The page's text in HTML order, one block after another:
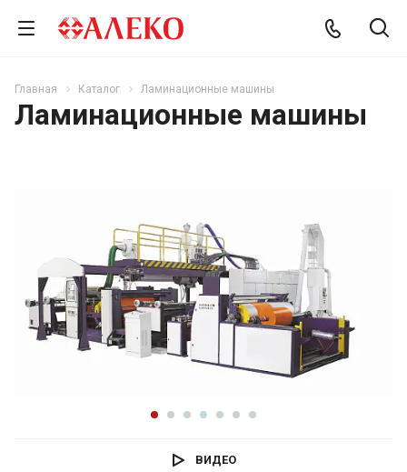
Главная Каталог Ламинационные машины
Ламинационные машины
ВИДЕО